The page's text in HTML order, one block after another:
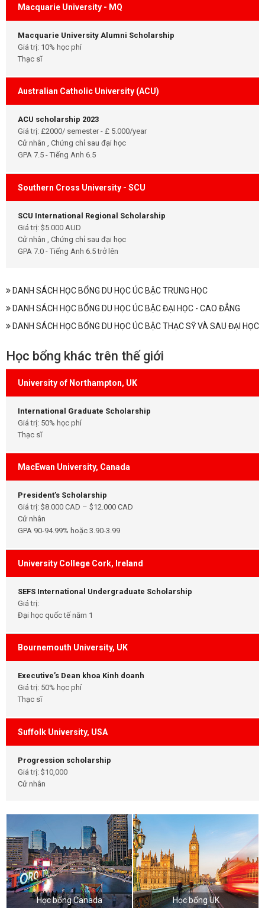
Macquarie University - MQ
Macquarie University Alumni Scholarship
Giá trị: 10% học phí
Thạc sĩ
Australian Catholic University (ACU)
ACU scholarship 2023
Giá trị: £2000/ semester - £ 5.000/year
Cử nhân , Chứng chỉ sau đại học
GPA 7.5 - Tiếng Anh 6.5
Southern Cross University - SCU
SCU International Regional Scholarship
Giá trị: $5.000 AUD
Cử nhân , Chứng chỉ sau đại học
GPA 7.0 - Tiếng Anh 6.5 trở lên
DANH SÁCH HỌC BỔNG DU HỌC ÚC BẬC TRUNG HỌC
DANH SÁCH HỌC BỔNG DU HỌC ÚC BẬC ĐẠI HỌC - CAO ĐẲNG
DANH SÁCH HỌC BỔNG DU HỌC ÚC BẬC THẠC SỸ VÀ SAU ĐẠI HỌC
Học bổng khác trên thế giới
University of Northampton, UK
International Graduate Scholarship
Giá trị: 50% học phí
Thạc sĩ
MacEwan University, Canada
President’s Scholarship
Giá trị: $8.000 CAD – $12.000 CAD
Cử nhân
GPA 90-94.99% hoặc 3.90-3.99
University College Cork, Ireland
SEFS International Undergraduate Scholarship
Giá trị:
Đại học quốc tế năm 1
Bournemouth University, UK
Executive’s Dean khoa Kinh doanh
Giá trị: 50% học phí
Thạc sĩ
Suffolk University, USA
Progression scholarship
Giá trị: $10,000
Cử nhân
Học bổng Canada Học bổng UK